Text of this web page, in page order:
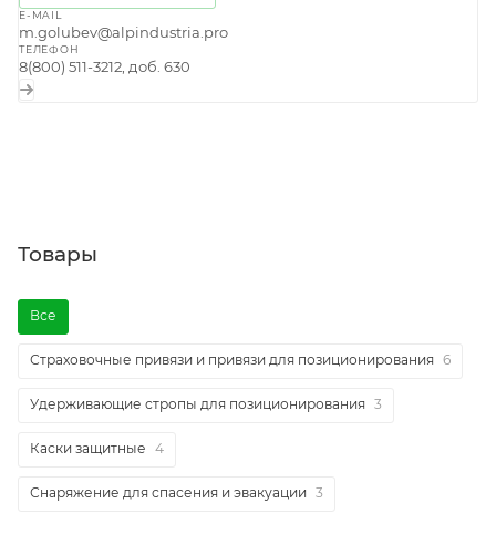
E-MAIL
m.golubev@alpindustria.pro
ТЕЛЕФОН
8(800) 511-3212, доб. 630
Товары
Все
Страховочные привязи и привязи для позиционирования 6
Удерживающие стропы для позиционирования 3
Каски защитные 4
Снаряжение для спасения и эвакуации 3